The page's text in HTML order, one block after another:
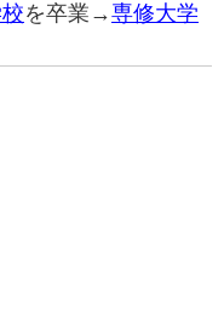
を卒業→専修大学